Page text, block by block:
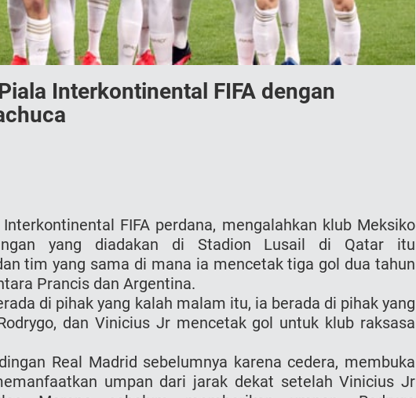
Interkontinental FIFA dengan
FIFA perdana, mengalahkan klub Meksiko
yang diadakan di Stadion Lusail di Qatar itu
tim yang sama di mana ia mencetak tiga gol dua tahun
Prancis dan Argentina.
di pihak yang kalah malam itu, ia berada di pihak yang
dan Vinicius Jr mencetak gol untuk klub raksasa
Real Madrid sebelumnya karena cedera, membuka
umpan dari jarak dekat setelah Vinicius Jr